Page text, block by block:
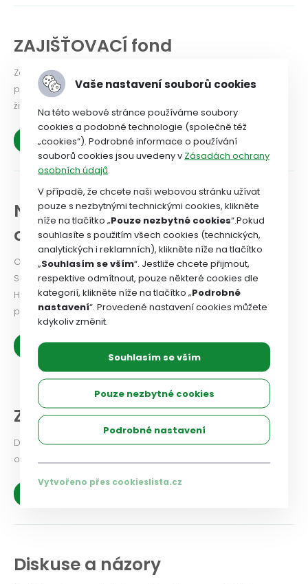
ZAJIŠŤOVACÍ fond
Zajišťovací fond Odborového svazu zdravotnictví a sociální
péče ČR = pomoc členům odborového svazu v těžkých
životních situacích.
Zobrazit více
NEWSLETTER a historie
odborového svazu
Odborový svaz od roku 2024 vydává Newsletter. PODÍVEJTE
SE!
Historie OSZSP ČR se píše od roku 1990 a je nabitá prací ve
prospěch zaměstnanců.
Zobrazit více
Z našich organizací
Dejte odborovému svazu vědět, jaké problémy v odborové
organizaci řešíte, co se vám podařilo.
Diskuse a názory
Vaše nastavení souborů cookies
Na této webové stránce používáme soubory
cookies a podobné technologie (společně též
„cookies“). Podrobné informace o používání
souborů cookies jsou uvedeny v Zásadách ochrany
osobních údajů.
V případě, že chcete naši webovou stránku užívat
pouze s nezbytnými technickými cookies, klikněte
níže na tlačítko „Pouze nezbytné cookies“.Pokud
souhlasíte s použitím všech cookies (technických,
analytických i reklamních), klikněte níže na tlačítko
„Souhlasím se vším“. Jestliže chcete přijmout,
respektive odmítnout, pouze některé cookies dle
kategorií, klikněte níže na tlačítko „Podrobné
nastavení“. Provedené nastavení cookies můžete
kdykoliv změnit.
Souhlasím se vším
Pouze nezbytné cookies
Podrobné nastavení
Vytvořeno přes cookieslista.cz